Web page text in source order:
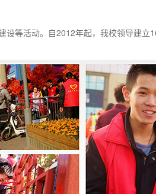
等活动。自2012年起，我校领导建立